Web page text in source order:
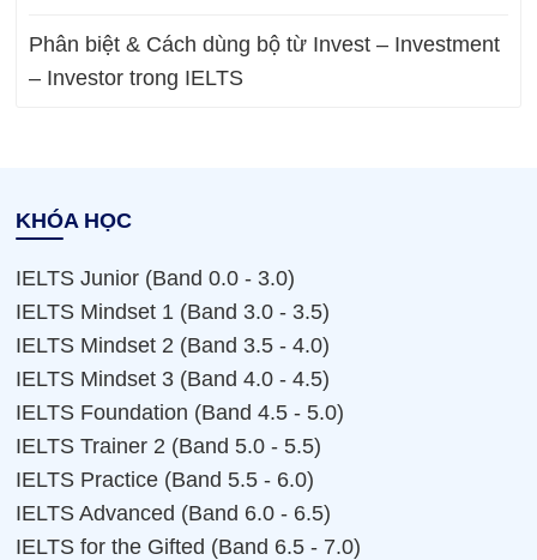
Phân biệt & Cách dùng bộ từ Invest – Investment
– Investor trong IELTS
KHÓA HỌC
IELTS Junior (Band 0.0 - 3.0)
IELTS Mindset 1 (Band 3.0 - 3.5)
IELTS Mindset 2 (Band 3.5 - 4.0)
IELTS Mindset 3 (Band 4.0 - 4.5)
IELTS Foundation (Band 4.5 - 5.0)
IELTS Trainer 2 (Band 5.0 - 5.5)
IELTS Practice (Band 5.5 - 6.0)
IELTS Advanced (Band 6.0 - 6.5)
IELTS for the Gifted (Band 6.5 - 7.0)